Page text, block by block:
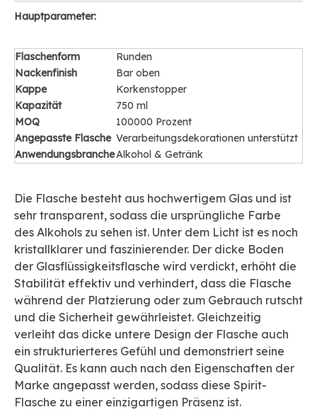
Hauptparameter:
Flaschenform
Runden
Nackenfinish
Bar oben
Kappe
Korkenstopper
Kapazität
750 ml
MOQ
100000 Prozent
Angepasste Flasche Verarbeitungsdekorationen unterstützt
AnwendungsbrancheAlkohol & Getränk
Die Flasche besteht aus hochwertigem Glas und ist
sehr transparent, sodass die ursprüngliche Farbe
des Alkohols zu sehen ist. Unter dem Licht ist es noch
kristallklarer und faszinierender. Der dicke Boden
der Glasflüssigkeitsflasche wird verdickt, erhöht die
Stabilität effektiv und verhindert, dass die Flasche
während der Platzierung oder zum Gebrauch rutscht
und die Sicherheit gewährleistet. Gleichzeitig
verleiht das dicke untere Design der Flasche auch
ein strukturierteres Gefühl und demonstriert seine
Qualität. Es kann auch nach den Eigenschaften der
Marke angepasst werden, sodass diese Spirit-
Flasche zu einer einzigartigen Präsenz ist.